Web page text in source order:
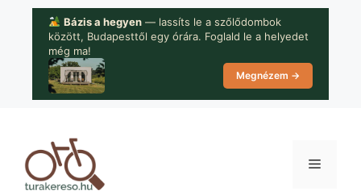
Kilépés
tartalomba
Bázis a hegyen— lassíts le a szőlődombok
között, Budapesttől egy órára. Foglald le a helyedet
még ma!
Megnézem →
Menü